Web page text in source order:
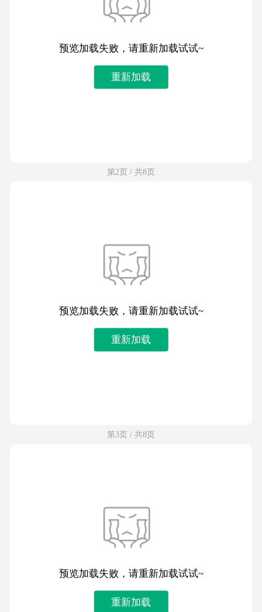
预览加载失败，请重新加载试试~
重新加载
第2页 / 共8页
预览加载失败，请重新加载试试~
重新加载
第3页 / 共8页
预览加载失败，请重新加载试试~
重新加载